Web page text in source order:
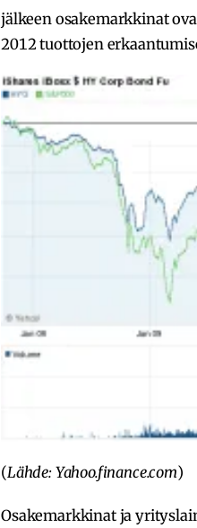
jälkeen osakemarkkinat
2012 tuottojen
(Lähde: Yahoo.finance.com)
Osakemarkkinat ja